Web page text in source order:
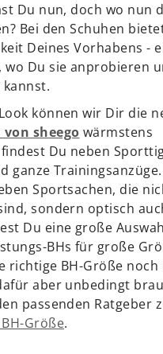
Du nun, doch wo nun
Bei den Schuhen
Deines Vorhabens -
wo Du sie anprobieren
können wir Dir die
sheego wärmstens
Du neben
ganze
Sportsachen, die
sondern optisch
Du eine große
BHs für große
richtige BH-Größe
aber unbedingt
passenden Ratgeber
Größe.